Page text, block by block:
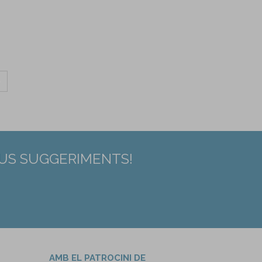
SUGGERIMENTS!
AMB EL PATROCINI DE